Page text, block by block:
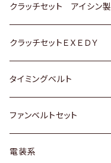
スバル
スバル
ダイハツ
マツダ
三菱
スバル
日野
ＷＡＧＥＮ
アストロ（シボレー）
クライスラー
ＶＯＬＶＯ
スズキ
日産
ダイハツ
マツダ
三菱
ダイハツ
日産
ホンダ
マツダ
トヨタ
クラッチセット アイシン製
ホンダ
スズキ
ダイハツ
マツダ
クラッチセットＥＸＥＤＹ
ホンダ
スズキ
日産
タイミングベルト
トヨタ
スズキ
ファンベルトセット
トヨタ
電装系